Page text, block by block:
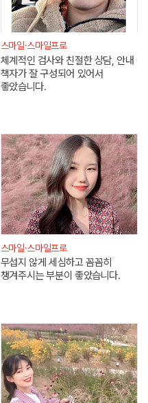
스마일·스마일프로
체계적인 검사와 친절한 상담, 안내
책자가 잘 구성되어 있어서
좋았습니다.
스마일·스마일프로
무섭지 않게 세심하고 꼼꼼히
챙겨주시는 부분이 좋았습니다.